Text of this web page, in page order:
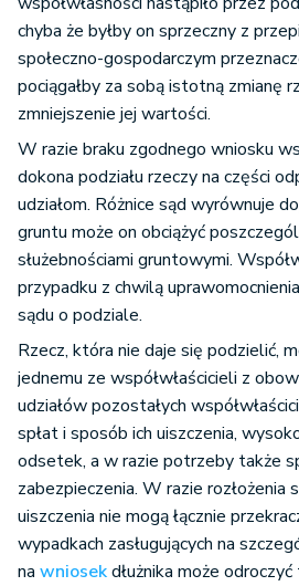
chyba że byłby on sprzeczny z
społeczno-gospodarczym
pociągałby za sobą istotną zmianę
zmniejszenie jej wartości.
W razie braku zgodnego wniosku
dokona podziału rzeczy na części
udziałom. Różnice sąd wyrównuje
gruntu może on obciążyć
służebnościami gruntowymi.
przypadku z chwilą
sądu o podziale.
Rzecz, która nie daje się podzielić,
jednemu ze współwłaścicieli z
udziałów pozostałych
spłat i sposób ich uiszczenia,
odsetek, a w razie potrzeby także
zabezpieczenia. W razie rozłożenia
uiszczenia nie mogą łącznie
wypadkach zasługujących na
na wniosekdłużnika może